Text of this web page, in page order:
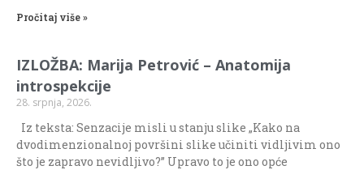
Pročitaj više »
IZLOŽBA: Marija Petrović – Anatomija
introspekcije
28. srpnja, 2026.
Iz teksta: Senzacije misli u stanju slike „Kako na
dvodimenzionalnoj površini slike učiniti vidljivim ono
što je zapravo nevidljivo?” Upravo to je ono opće